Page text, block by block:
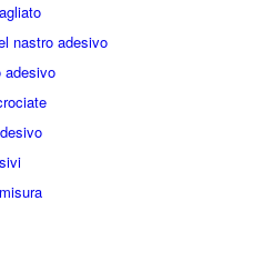
nastro adesivo
adesivo